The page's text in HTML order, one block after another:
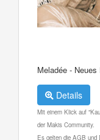
Meladée -
Details
Mit einem Klick auf
der Makis Community.
Es gelten die AGB und